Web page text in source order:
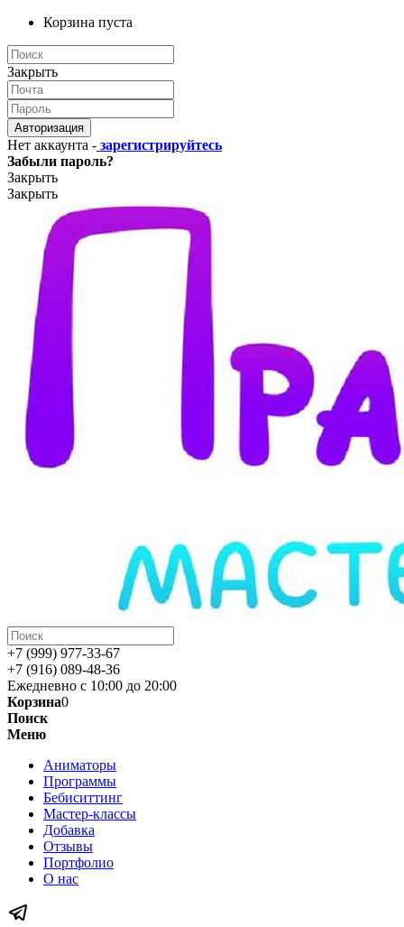
Корзина пуста
Закрыть
Авторизация
Нет аккаунта - зарегистрируйтесь
Забыли пароль?
Закрыть
Закрыть
+7 (999) 977-33-67
+7 (916) 089-48-36
Ежедневно с 10:00 до 20:00
Корзина0
Поиск
Меню
Аниматоры
Программы
Бебиситтинг
Мастер-классы
Добавка
Отзывы
Портфолио
О нас